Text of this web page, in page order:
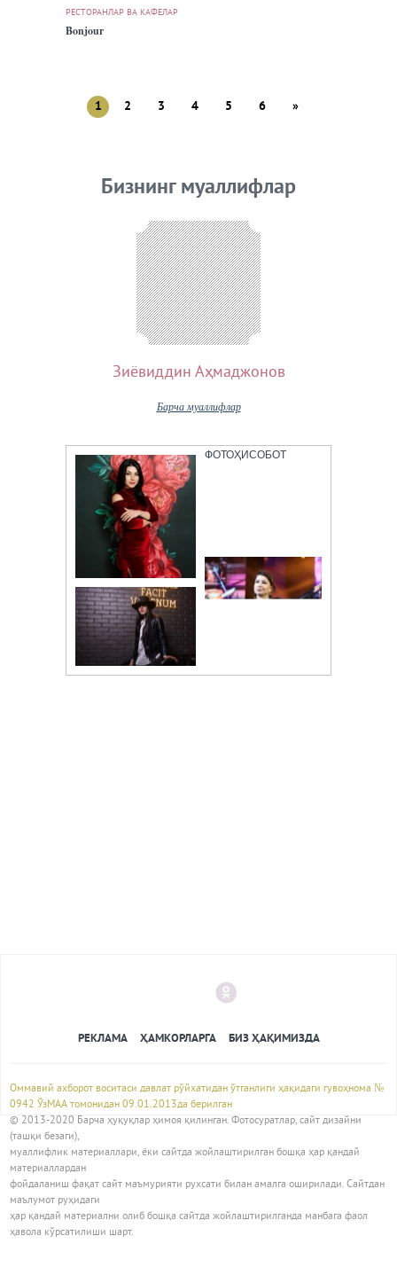
РЕСТОРАНЛАР ВА КАФЕЛАР
Bonjour
1 2 3 4 5 6 »
Бизнинг муаллифлар
Зиёвиддин Аҳмаджонов
Барча муаллифлар
ФОТОҲИСОБОТ
РЕКЛАМА ҲАМКОРЛАРГА БИЗ ҲАҚИМИЗДА
Оммавий ахборот воситаси давлат рўйхатидан ўтганлиги ҳақидаги гувоҳнома №
0942 ЎзМАА томонидан 09.01.2013да берилган
© 2013-2020 Барча ҳуқуқлар ҳимоя қилинган. Фотосуратлар, сайт дизайни
(ташқи безаги),
муаллифлик материаллари, ёки сайтда жойлаштирилган бошқа ҳар қандай
материаллардан
фойдаланиш фақат сайт маъмурияти рухсати билан амалга оширилади. Сайтдан
маълумот руҳидаги
ҳар қандай материални олиб бошқа сайтда жойлаштирилганда манбага фаол
ҳавола кўрсатилиши шарт.